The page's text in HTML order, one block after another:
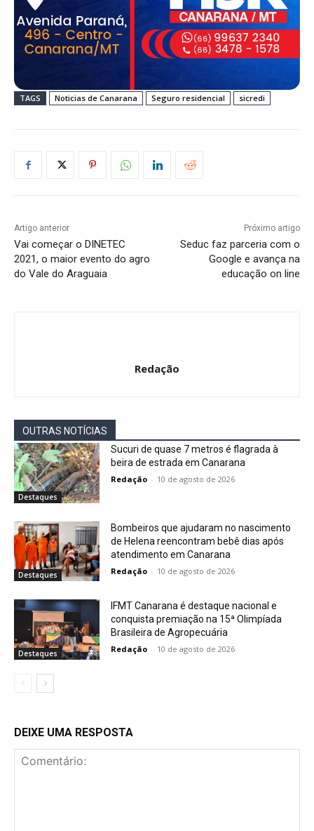
TAGS Noticias de Canarana Seguro residencial sicredi
Artigo anterior
Vai começar o DINETEC
2021, o maior evento do agro
do Vale do Araguaia
Próximo artigo
Seduc faz parceria com o
Google e avança na
educação on line
Redação
OUTRAS NOTÍCIAS
Destaques
Sucuri de quase 7 metros é flagrada à
beira de estrada em Canarana
Redação - 10 de agosto de 2026
Destaques
Bombeiros que ajudaram no nascimento
de Helena reencontram bebê dias após
atendimento em Canarana
Redação - 10 de agosto de 2026
Destaques
IFMT Canarana é destaque nacional e
conquista premiação na 15ª Olimpíada
Brasileira de Agropecuária
Redação - 10 de agosto de 2026
DEIXE UMA RESPOSTA